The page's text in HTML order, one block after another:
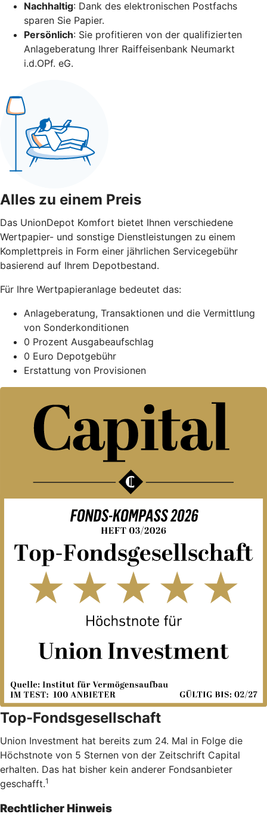
Nachhaltig: Dank des elektronischen Postfachs
sparen Sie Papier.
Persönlich: Sie profitieren von der qualifizierten
Anlageberatung Ihrer Raiffeisenbank Neumarkt
i.d.OPf. eG.
Alles zu einem Preis
Das UnionDepot Komfort bietet Ihnen verschiedene
Wertpapier- und sonstige Dienstleistungen zu einem
Komplettpreis in Form einer jährlichen Servicegebühr
basierend auf Ihrem Depotbestand.
Für Ihre Wertpapieranlage bedeutet das:
Anlageberatung, Transaktionen und die Vermittlung
von Sonderkonditionen
0 Prozent Ausgabeaufschlag
0 Euro Depotgebühr
Erstattung von Provisionen
Top-Fondsgesellschaft
Union Investment hat bereits zum 24. Mal in Folge die
Höchstnote von 5 Sternen von der Zeitschrift Capital
erhalten. Das hat bisher kein anderer Fondsanbieter
geschafft.1
Rechtlicher Hinweis